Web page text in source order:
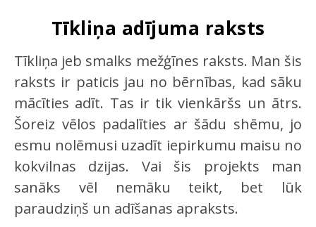
Tīkliņa adījuma raksts
Tīkliņa jeb smalks mežģīnes raksts. Man šis
raksts ir paticis jau no bērnības, kad sāku
mācīties adīt. Tas ir tik vienkāršs un ātrs.
Šoreiz vēlos padalīties ar šādu shēmu, jo
esmu nolēmusi uzadīt iepirkumu maisu no
kokvilnas dzijas. Vai šis projekts man
sanāks vēl nemāku teikt, bet lūk
paraudziņš un adīšanas apraksts.